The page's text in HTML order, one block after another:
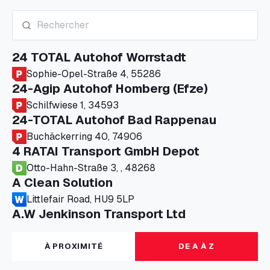
24 TOTAL Autohof Worrstadt
Sophie-Opel-Straße 4, 55286
24-Agip Autohof Homberg (Efze)
Schilfwiese 1, 34593
24-TOTAL Autohof Bad Rappenau
Buchäckerring 40, 74906
4 RATAI Transport GmbH Depot
Otto-Hahn-Straße 3, , 48268
A Clean Solution
Littlefair Road, HU9 5LP
A.W Jenkinson Transport Ltd
Progress House, ME11 5GA
A+G Nettetal - Depot Parking
Am Panneschopp 7, 41334
À PROXIMITÉ DE A À Z